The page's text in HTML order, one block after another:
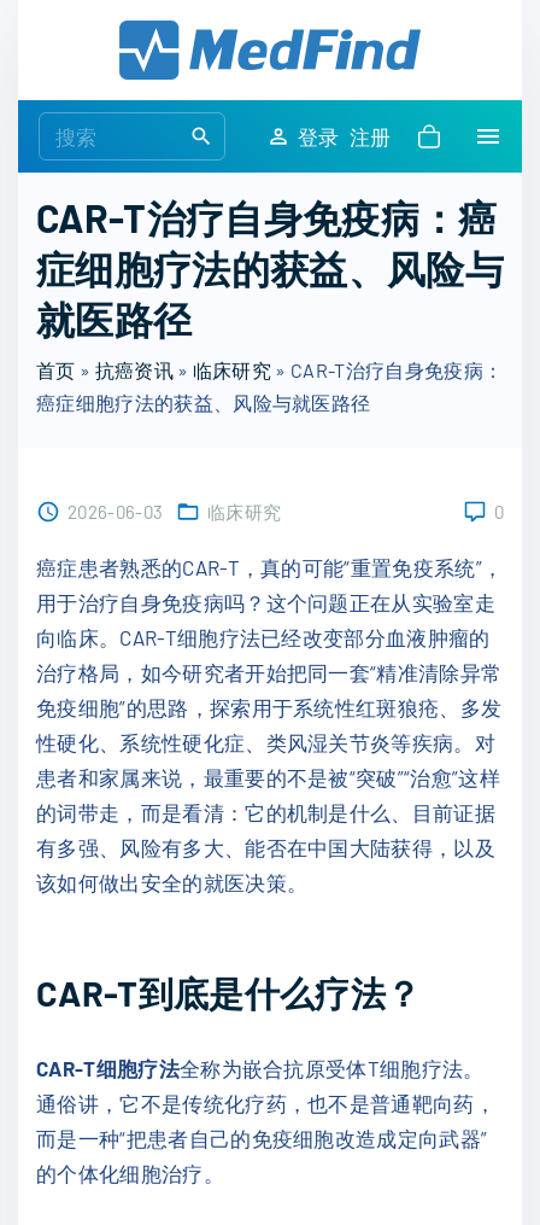
e
c
h
r
登录 注册
CAR-T治疗自身免疫病：癌
症细胞疗法的获益、风险与
就医路径
首页 » 抗癌资讯» 临床研究 » CAR-T治疗自身免疫病：
癌症细胞疗法的获益、风险与就医路径
2026-06-03 临床研究 0
癌症患者熟悉的CAR-T，真的可能“重置免疫系统”，
用于治疗自身免疫病吗？这个问题正在从实验室走
向临床。CAR-T细胞疗法已经改变部分血液肿瘤的
治疗格局，如今研究者开始把同一套“精准清除异常
免疫细胞”的思路，探索用于系统性红斑狼疮、多发
性硬化、系统性硬化症、类风湿关节炎等疾病。对
患者和家属来说，最重要的不是被“突破”“治愈”这样
的词带走，而是看清：它的机制是什么、目前证据
有多强、风险有多大、能否在中国大陆获得，以及
该如何做出安全的就医决策。
CAR-T到底是什么疗法？
CAR-T细胞疗法全称为嵌合抗原受体T细胞疗法。
通俗讲，它不是传统化疗药，也不是普通靶向药，
而是一种“把患者自己的免疫细胞改造成定向武器”
的个体化细胞治疗。